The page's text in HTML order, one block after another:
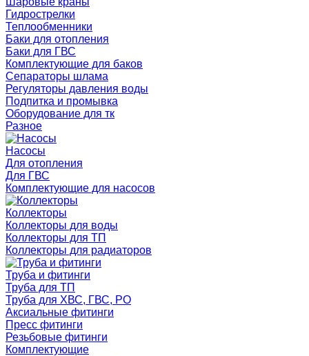
Гидрострелки
Теплообменники
Баки для отопления
Баки для ГВС
Комплектующие для баков
Сепараторы шлама
Регуляторы давления воды
Подпитка и промывка
Оборудование для тк
Разное
Насосы
Для отопления
Для ГВС
Комплектующие для насосов
Коллекторы
Коллекторы для воды
Коллекторы для ТП
Коллекторы для радиаторов
Труба и фитинги
Труба для ТП
Труба для ХВС, ГВС, РО
Аксиальные фитинги
Пресс фитинги
Резьбовые фитинги
Комплектующие